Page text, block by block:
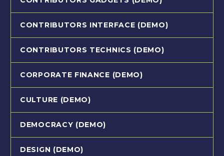
CONTRIBUTORS INTERFACE (DEMO)
CONTRIBUTORS TECHNICS (DEMO)
CORPORATE FINANCE (DEMO)
CULTURE (DEMO)
DEMOCRACY (DEMO)
DESIGN (DEMO)